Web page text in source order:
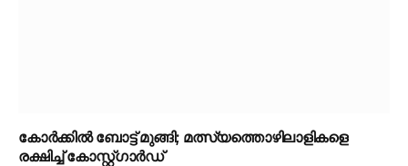
കോർക്കിൽ ബോട്ട് മുങ്ങി; മത്സ്യത്തൊഴിലാളികളെ
രക്ഷിച്ച് കോസ്റ്റ്ഗാർഡ്